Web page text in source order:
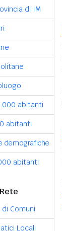
di IM
abitanti
abitanti
demografiche
abitanti
Comuni
Locali